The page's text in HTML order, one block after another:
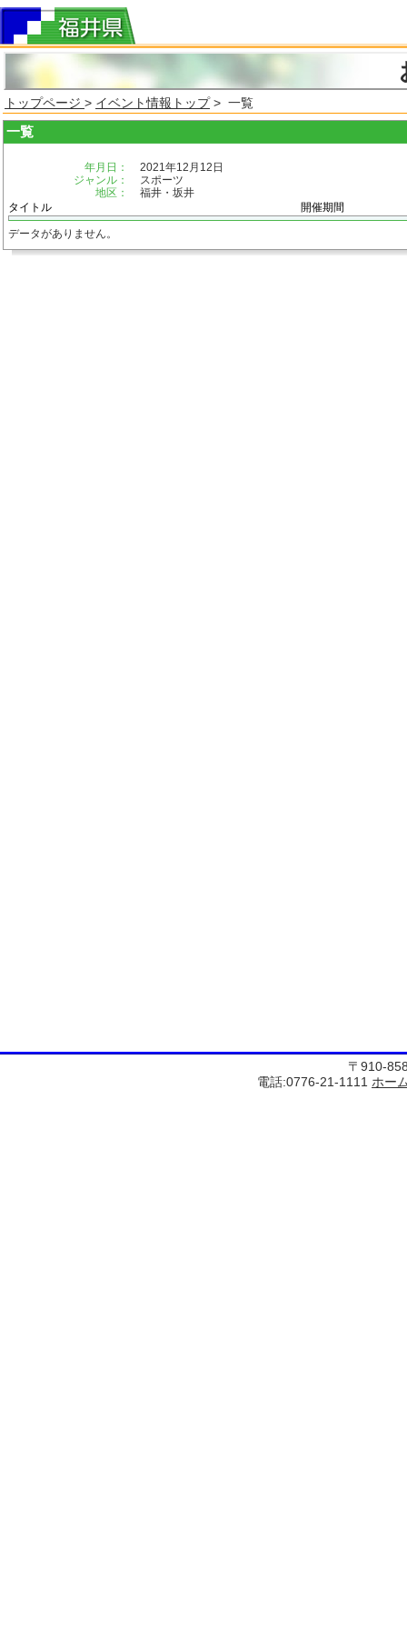
トップページ > イベント情報トップ> 一覧
一覧
年月日：
2021年12月12日
ジャンル：
スポーツ
地区：
福井・坂井
タイトル
開催期間
データがありません。
〒910-
電話:0776-21-1111 ホー